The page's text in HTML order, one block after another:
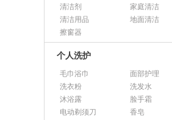
清洁剂
家庭清洁
清洁用品
地面清洁
擦窗器
个人洗护
毛巾浴巾
面部护理
洗衣粉
洗发水
沐浴露
脸手霜
电动剃须刀
香皂